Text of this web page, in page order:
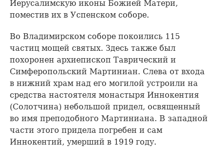
Иерусалимскую иконы Божией Матери,
поместив их в Успенском соборе.
Во Владимирском соборе покоились 115
частиц мощей святых. Здесь также был
похоронен архиепископ Таврический и
Симферопольский Мартиниан. Слева от входа
в нижний храм над его могилой устроили на
средства настоятеля монастыря Иннокентия
(Солотчина) небольшой придел, освященный
во имя преподобного Мартиниана. В западной
части этого придела погребен и сам
Иннокентий, умерший в 1919 году.